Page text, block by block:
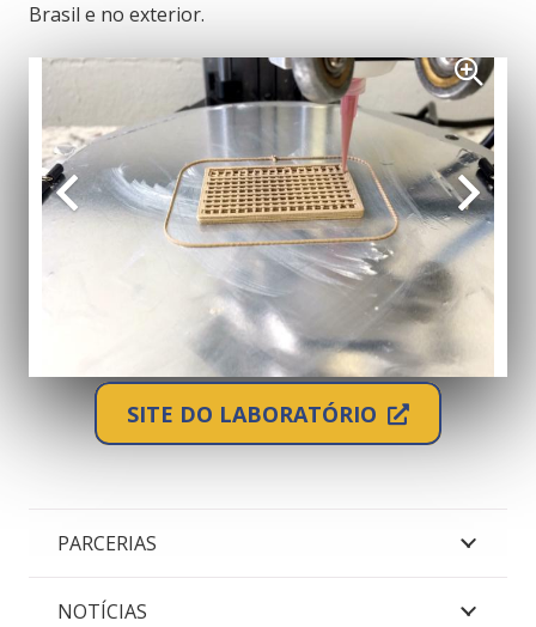
Brasil e no exterior.
SITE DO LABORATÓRIO
PARCERIAS
NOTÍCIAS